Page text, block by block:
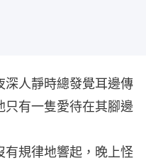
深人靜時總發覺耳邊傳
只有一隻愛待在其腳邊
有規律地響起，晚上怪